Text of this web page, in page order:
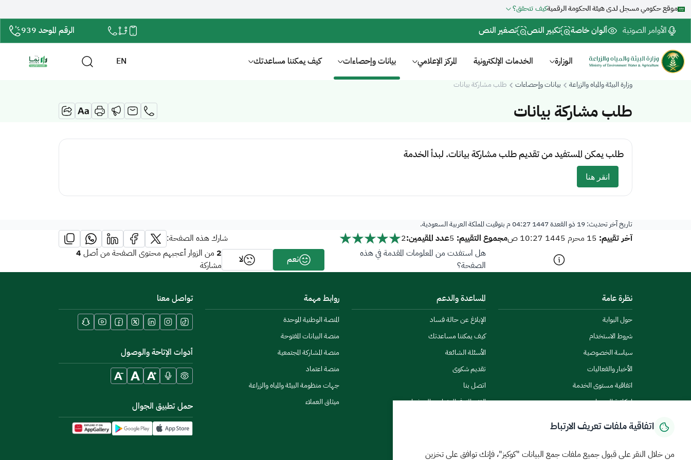
موقع حكومي مسجل لدى هيئة الحكومة الرقميةكيف تتحقق؟
الأوامر الصوتية ألوان خاصة تكبير النص تصغير النص الرقم الموحد 939
الوزارة الخدمات الإلكترونية المركز الإعلامي بيانات وإحصاءات كيف يمكننا مساعدتك EN
وزارة البيئة والمياه والزراعة بيانات وإحصاءات طلب مشاركة بيانات
طلب مشاركة بيانات
طلب يمكن المستفيد من تقديم طلب مشاركة بيانات. لبدأ الخدمة
تاريخ آخر تحديث:19 ذو القعدة 1447 04:27 م بتوقيت المملكة العربية السعودية.
آخر تقييم: 15 محرم 1445 10:27 ص مجموع التقييم: 5عدد المقيمين:2
شارك هذه الصفحة:
هل استفدت من المعلومات المقدمة في هذه
الصفحة؟
نعم لا 2 من الزوار أعجبهم محتوى الصفحة من أصل4
مشاركة
نظرة عامة
حول البوابة
شروط الاستخدام
سياسة الخصوصية
الأخبار والفعاليات
اتفاقية مستوى الخدمة
إمكانية الوصول
المساعدة والدعم
الإبلاغ عن حالة فساد
كيف يمكننا مساعدتك
الأسئلة الشائعة
تقديم شكوى
اتصل بنا
الاشتراك في النشرات والتحذيرات
روابط مهمة
المنصة الوطنية الموحدة
منصة البيانات المفتوحة
منصة المشاركة المجتمعية
منصة اعتماد
جهات منظومة البيئة والمياه والزراعة
ميثاق العملاء
تواصل معنا
أدوات الإتاحة والوصول
حمل تطبيق الجوال
اتفاقية ملفات تعريف الارتباط
من خلال النقر على قبول جميع ملفات جمع البيانات "كوكيز"، فإنك توافق على تخزين